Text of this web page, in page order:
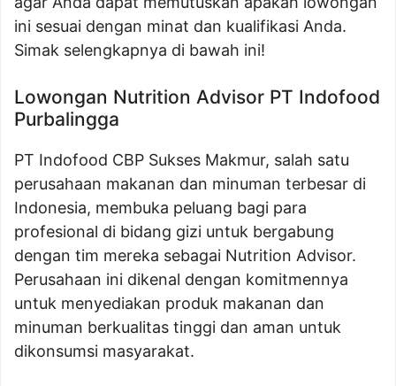
ini sesuai dengan minat dan kualifikasi Anda.
Simak selengkapnya di bawah ini!
Lowongan Nutrition Advisor PT Indofood
Purbalingga
PT Indofood CBP Sukses Makmur, salah satu
perusahaan makanan dan minuman terbesar di
Indonesia, membuka peluang bagi para
profesional di bidang gizi untuk bergabung
dengan tim mereka sebagai Nutrition Advisor.
Perusahaan ini dikenal dengan komitmennya
untuk menyediakan produk makanan dan
minuman berkualitas tinggi dan aman untuk
dikonsumsi masyarakat.